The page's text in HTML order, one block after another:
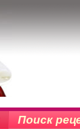
Поиск